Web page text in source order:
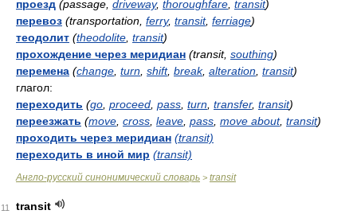
проезд (passage, driveway, thoroughfare transit)
перевоз (transportation, ferry, transit, ferriage)
теодолит (theodolite transit)
прохождение через меридиан (transit, southing)
перемена (change turn shift, break, alteration transit)
глагол:
переходить (go proceed pass turn transfer, transit)
переезжать (move cross leave pass move about, transit)
проходить через меридиан (transit)
переходить в иной мир (transit)
Англо-русский синонимический словарь > transit
11
transit